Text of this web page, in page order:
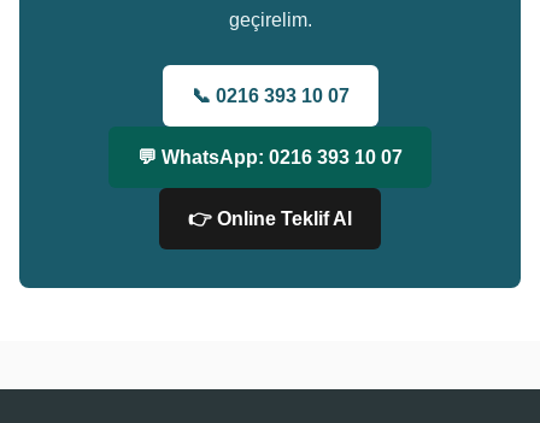
geçirelim.
📞 0216 393 10 07
💬 WhatsApp: 0216 393 10 07
👉 Online Teklif Al